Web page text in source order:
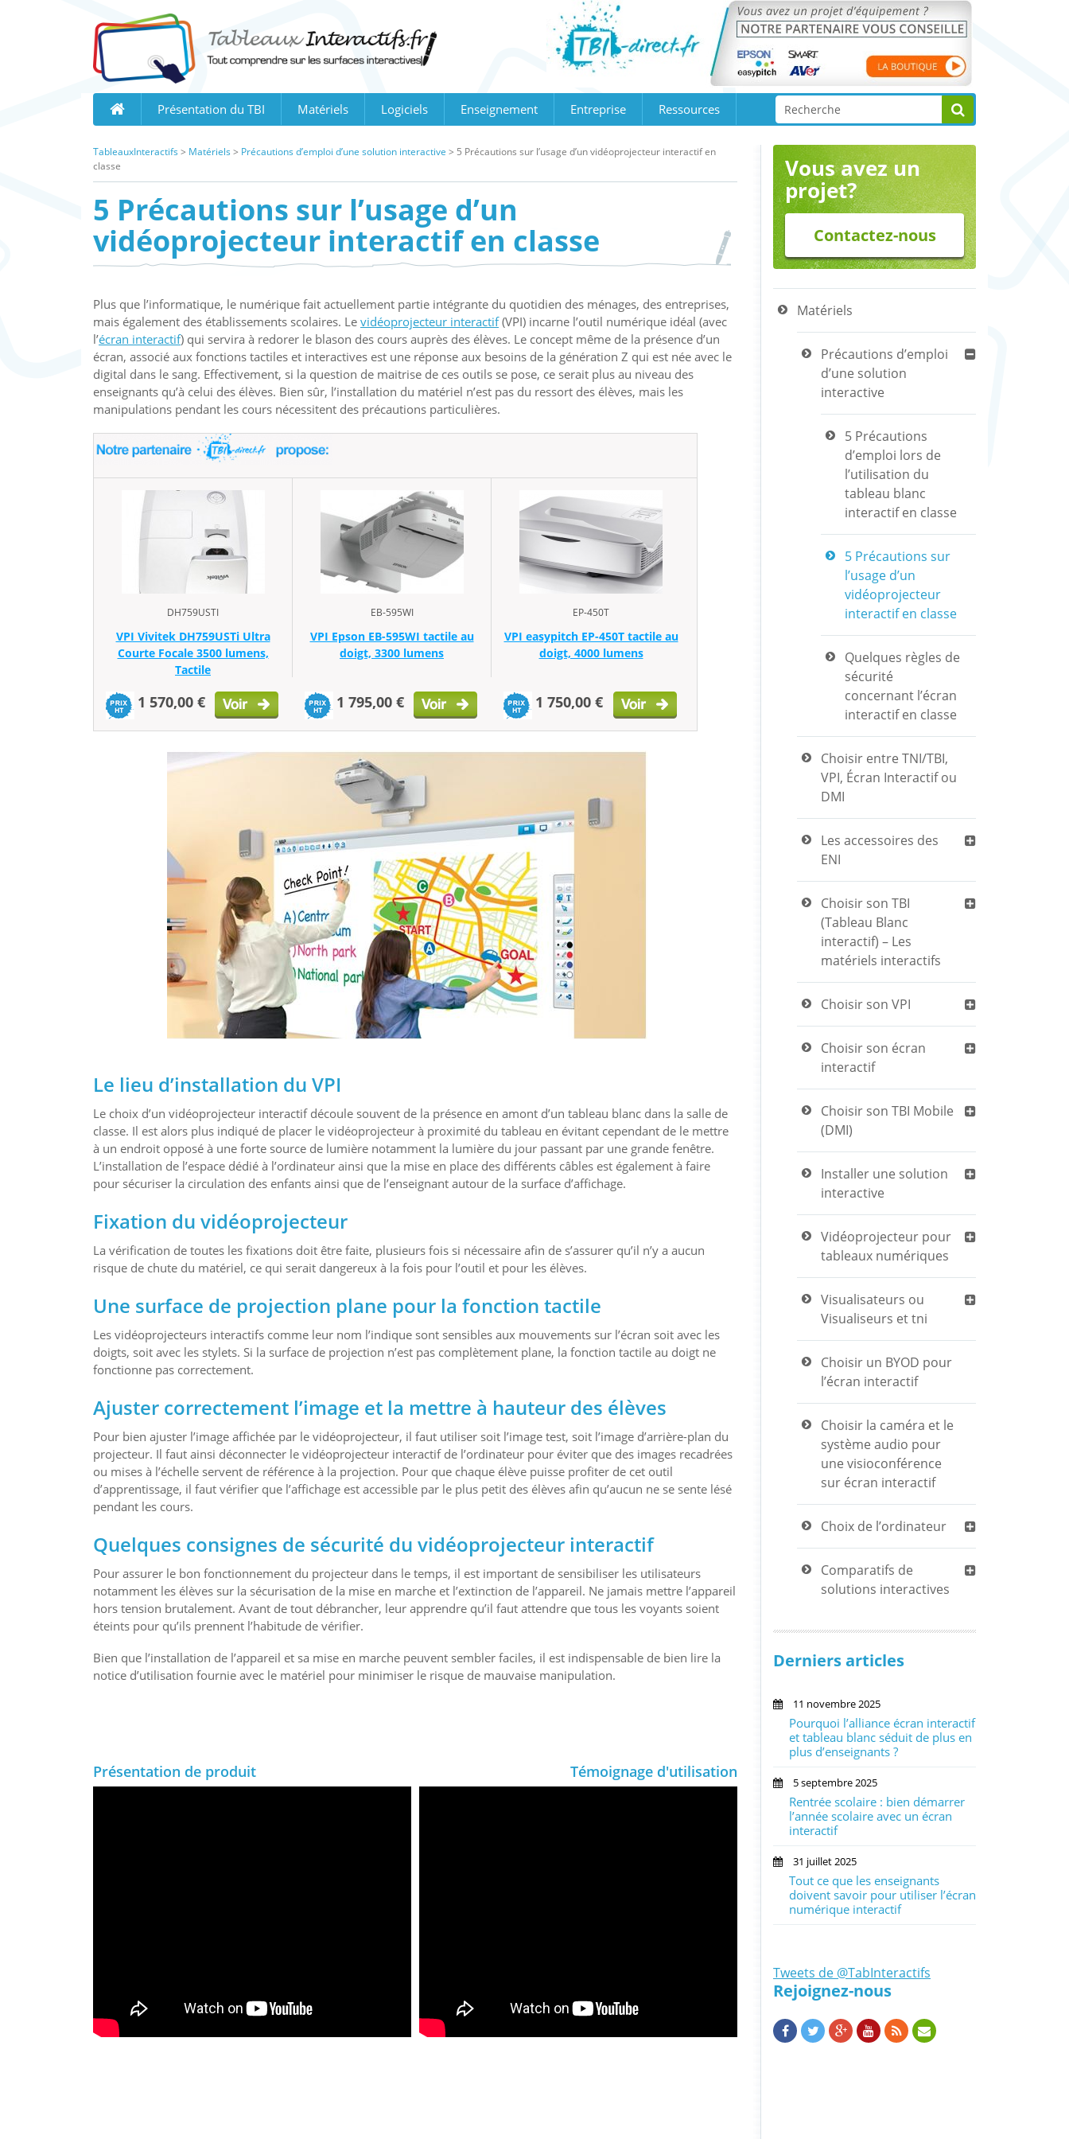
Présentation du TBI Matériels Logiciels Enseignement Entreprise Ressources
TableauxInteractifs > Matériels > Précautions d’emploi d’une solution interactive > 5 Précautions sur l’usage d’un vidéoprojecteur interactif en
classe
5 Précautions sur l’usage d’un
vidéoprojecteur interactif en classe
Plus que l’informatique, le numérique fait actuellement partie intégrante du quotidien des ménages, des entreprises,
mais également des établissements scolaires. Le vidéoprojecteur interactif(VPI) incarne l’outil numérique idéal (avec
l’écran interactif) qui servira à redorer le blason des cours auprès des élèves. Le concept même de la présence d’un
écran, associé aux fonctions tactiles et interactives est une réponse aux besoins de la génération Z qui est née avec le
digital dans le sang. Effectivement, si la question de maitrise de ces outils se pose, ce serait plus au niveau des
enseignants qu’à celui des élèves. Bien sûr, l’installation du matériel n’est pas du ressort des élèves, mais les
manipulations pendant les cours nécessitent des précautions particulières.
DH759USTI
VPI Vivitek DH759USTi Ultra
Courte Focale 3500 lumens,
Tactile
1 570,00 €
EB-595WI
VPI Epson EB-595WI tactile au
doigt, 3300 lumens
1 795,00 €
EP-450T
VPI easypitch EP-450T tactile au
doigt, 4000 lumens
1 750,00 €
Le lieu d’installation du VPI
Le choix d’un vidéoprojecteur interactif découle souvent de la présence en amont d’un tableau blanc dans la salle de
classe. Il est alors plus indiqué de placer le vidéoprojecteur à proximité du tableau en évitant cependant de le mettre
à un endroit opposé à une forte source de lumière notamment la lumière du jour passant par une grande fenêtre.
L’installation de l’espace dédié à l’ordinateur ainsi que la mise en place des différents câbles est également à faire
pour sécuriser la circulation des enfants ainsi que de l’enseignant autour de la surface d’affichage.
Fixation du vidéoprojecteur
La vérification de toutes les fixations doit être faite, plusieurs fois si nécessaire afin de s’assurer qu’il n’y a aucun
risque de chute du matériel, ce qui serait dangereux à la fois pour l’outil et pour les élèves.
Une surface de projection plane pour la fonction tactile
Les vidéoprojecteurs interactifs comme leur nom l’indique sont sensibles aux mouvements sur l’écran soit avec les
doigts, soit avec les stylets. Si la surface de projection n’est pas complètement plane, la fonction tactile au doigt ne
fonctionne pas correctement.
Ajuster correctement l’image et la mettre à hauteur des élèves
Pour bien ajuster l’image affichée par le vidéoprojecteur, il faut utiliser soit l’image test, soit l’image d’arrière-plan du
projecteur. Il faut ainsi déconnecter le vidéoprojecteur interactif de l’ordinateur pour éviter que des images recadrées
ou mises à l’échelle servent de référence à la projection. Pour que chaque élève puisse profiter de cet outil
d’apprentissage, il faut vérifier que l’affichage est accessible par le plus petit des élèves afin qu’aucun ne se sente lésé
pendant les cours.
Quelques consignes de sécurité du vidéoprojecteur interactif
Pour assurer le bon fonctionnement du projecteur dans le temps, il est important de sensibiliser les utilisateurs
notamment les élèves sur la sécurisation de la mise en marche et l’extinction de l’appareil. Ne jamais mettre l’appareil
hors tension brutalement. Avant de tout débrancher, leur apprendre qu’il faut attendre que tous les voyants soient
éteints pour qu’ils prennent l’habitude de vérifier.
Bien que l’installation de l’appareil et sa mise en marche peuvent sembler faciles, il est indispensable de bien lire la
notice d’utilisation fournie avec le matériel pour minimiser le risque de mauvaise manipulation.
Présentation de produit Témoignage d'utilisation
Vous avez un
projet?
Contactez-nous
Matériels
Précautions d’emploi
d’une solution
interactive
5 Précautions
d’emploi lors de
l’utilisation du
tableau blanc
interactif en classe
5 Précautions sur
l’usage d’un
vidéoprojecteur
interactif en classe
Quelques règles de
sécurité
concernant l’écran
interactif en classe
Choisir entre TNI/TBI,
VPI, Écran Interactif ou
DMI
Les accessoires des
ENI
Choisir son TBI
(Tableau Blanc
interactif) – Les
matériels interactifs
Choisir son VPI
Choisir son écran
interactif
Choisir son TBI Mobile
(DMI)
Installer une solution
interactive
Vidéoprojecteur pour
tableaux numériques
Visualisateurs ou
Visualiseurs et tni
Choisir un BYOD pour
l’écran interactif
Choisir la caméra et le
système audio pour
une visioconférence
sur écran interactif
Choix de l’ordinateur
Comparatifs de
solutions interactives
Derniers articles
11 novembre 2025
Pourquoi l’alliance écran interactif
et tableau blanc séduit de plus en
plus d’enseignants ?
5 septembre 2025
Rentrée scolaire : bien démarrer
l’année scolaire avec un écran
interactif
31 juillet 2025
Tout ce que les enseignants
doivent savoir pour utiliser l’écran
numérique interactif
Tweets de @TabInteractifs
Rejoignez-nous